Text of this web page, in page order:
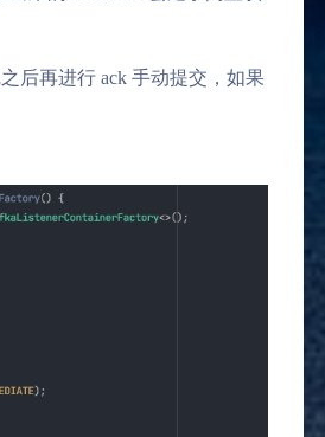
后再进行 ack 手动提交，如果